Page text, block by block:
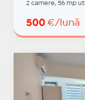
2 camere, 56 mp
500 €/lună